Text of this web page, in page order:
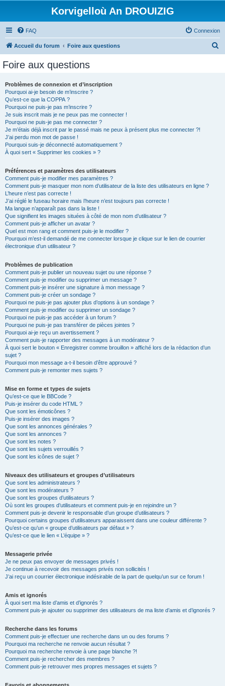
Korvigelloù An DROUIZIG
FAQ Connexion
Accueil du forum Foire aux questions
Foire aux questions
Problèmes de connexion et d’inscription
Pourquoi ai-je besoin de m’inscrire ?
Qu’est-ce que la COPPA ?
Pourquoi ne puis-je pas m’inscrire ?
Je suis inscrit mais je ne peux pas me connecter !
Pourquoi ne puis-je pas me connecter ?
Je m’étais déjà inscrit par le passé mais ne peux à présent plus me connecter ?!
J’ai perdu mon mot de passe !
Pourquoi suis-je déconnecté automatiquement ?
À quoi sert « Supprimer les cookies » ?
Préférences et paramètres des utilisateurs
Comment puis-je modifier mes paramètres ?
Comment puis-je masquer mon nom d’utilisateur de la liste des utilisateurs en ligne ?
L’heure n’est pas correcte !
J’ai réglé le fuseau horaire mais l’heure n’est toujours pas correcte !
Ma langue n’apparaît pas dans la liste !
Que signifient les images situées à côté de mon nom d’utilisateur ?
Comment puis-je afficher un avatar ?
Quel est mon rang et comment puis-je le modifier ?
Pourquoi m’est-il demandé de me connecter lorsque je clique sur le lien de courrier
électronique d’un utilisateur ?
Problèmes de publication
Comment puis-je publier un nouveau sujet ou une réponse ?
Comment puis-je modifier ou supprimer un message ?
Comment puis-je insérer une signature à mon message ?
Comment puis-je créer un sondage ?
Pourquoi ne puis-je pas ajouter plus d’options à un sondage ?
Comment puis-je modifier ou supprimer un sondage ?
Pourquoi ne puis-je pas accéder à un forum ?
Pourquoi ne puis-je pas transférer de pièces jointes ?
Pourquoi ai-je reçu un avertissement ?
Comment puis-je rapporter des messages à un modérateur ?
À quoi sert le bouton « Enregistrer comme brouillon » affiché lors de la rédaction d’un
sujet ?
Pourquoi mon message a-t-il besoin d’être approuvé ?
Comment puis-je remonter mes sujets ?
Mise en forme et types de sujets
Qu’est-ce que le BBCode ?
Puis-je insérer du code HTML ?
Que sont les émoticônes ?
Puis-je insérer des images ?
Que sont les annonces générales ?
Que sont les annonces ?
Que sont les notes ?
Que sont les sujets verrouillés ?
Que sont les icônes de sujet ?
Niveaux des utilisateurs et groupes d’utilisateurs
Que sont les administrateurs ?
Que sont les modérateurs ?
Que sont les groupes d’utilisateurs ?
Où sont les groupes d’utilisateurs et comment puis-je en rejoindre un ?
Comment puis-je devenir le responsable d’un groupe d’utilisateurs ?
Pourquoi certains groupes d’utilisateurs apparaissent dans une couleur différente ?
Qu’est-ce qu’un « groupe d’utilisateurs par défaut » ?
Qu’est-ce que le lien « L’équipe » ?
Messagerie privée
Je ne peux pas envoyer de messages privés !
Je continue à recevoir des messages privés non sollicités !
J’ai reçu un courrier électronique indésirable de la part de quelqu’un sur ce forum !
Amis et ignorés
À quoi sert ma liste d’amis et d’ignorés ?
Comment puis-je ajouter ou supprimer des utilisateurs de ma liste d’amis et d’ignorés ?
Recherche dans les forums
Comment puis-je effectuer une recherche dans un ou des forums ?
Pourquoi ma recherche ne renvoie aucun résultat ?
Pourquoi ma recherche renvoie à une page blanche ?!
Comment puis-je rechercher des membres ?
Comment puis-je retrouver mes propres messages et sujets ?